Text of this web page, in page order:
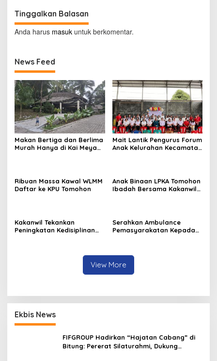
Tinggalkan Balasan
Anda harus masuk untuk berkomentar.
News Feed
Makan Bertiga dan Berlima
Murah Hanya di Kai Meya
Mait Lantik Pengurus Forum
Anak Kelurahan Kecamatan
Ribuan Massa Kawal WLMM
Daftar ke KPU Tomohon
Anak Binaan LPKA Tomohon
Ibadah Bersama Kakanwil
Kakanwil Tekankan
Peningkatan Kedisiplinan
Serahkan Ambulance
Pemasyarakatan Kepada
Penuh Tanggung Jawab
View More
Ekbis News
FIFGROUP Hadirkan “Hajatan Cabang” di
Bitung: Pererat Silaturahmi, Dukung